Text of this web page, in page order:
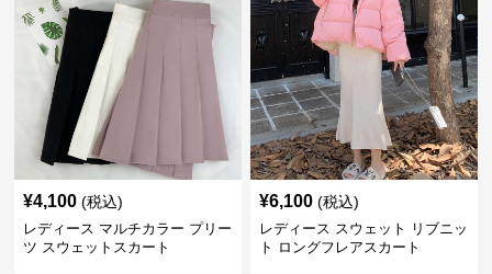
¥4,100 (税込)
レディース マルチカラー プリー
ツ スウェットスカート
¥6,100 (税込)
レディース スウェット リブニッ
ト ロングフレアスカート